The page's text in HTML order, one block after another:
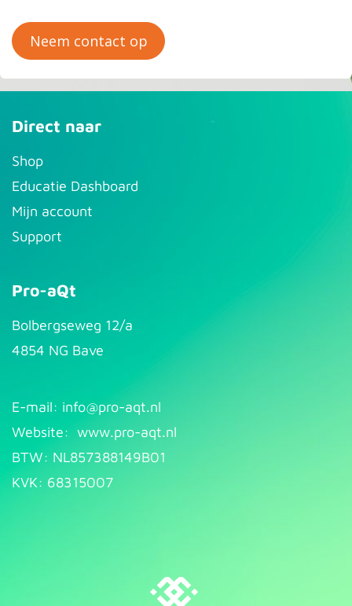
Neem contact op
Direct naar
S​hop
Educatie Dashboard
Mijn account
Support
Pro-aQt
Bolbergseweg 12/a
4854 NG Bave
E-mail: info@pr​o-aqt.nl
Website: www.pro-aqt.nl
BTW: NL857388149B01
KVK: 68315007